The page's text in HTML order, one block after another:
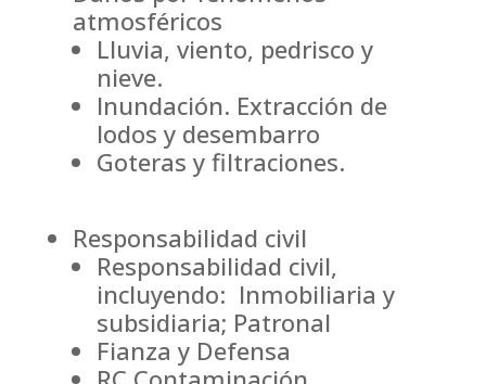
atmosféricos
Lluvia, viento, pedrisco y
nieve.
Inundación. Extracción de
lodos y desembarro
Goteras y filtraciones.
Responsabilidad civil
Responsabilidad civil,
incluyendo: Inmobiliaria y
subsidiaria; Patronal
Fianza y Defensa